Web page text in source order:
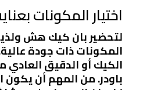
اختيار المكونات
لتحضير بان كيك هش
المكونات ذات جودة
الكيك أو الدقيق العادي
باودر. من المهم أن يكون